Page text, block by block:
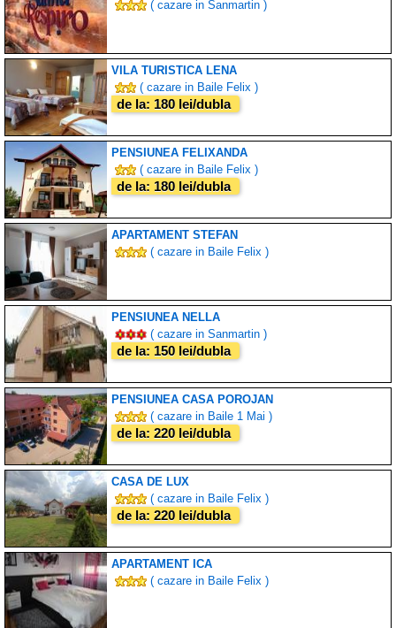
( cazare in Sanmartin )
VILA TURISTICA LENA
( cazare in Baile Felix )
de la: 180 lei/dubla
PENSIUNEA FELIXANDA
( cazare in Baile Felix )
de la: 180 lei/dubla
APARTAMENT STEFAN
( cazare in Baile Felix )
PENSIUNEA NELLA
( cazare in Sanmartin )
de la: 150 lei/dubla
PENSIUNEA CASA POROJAN
( cazare in Baile 1 Mai )
de la: 220 lei/dubla
CASA DE LUX
( cazare in Baile Felix )
de la: 220 lei/dubla
APARTAMENT ICA
( cazare in Baile Felix )